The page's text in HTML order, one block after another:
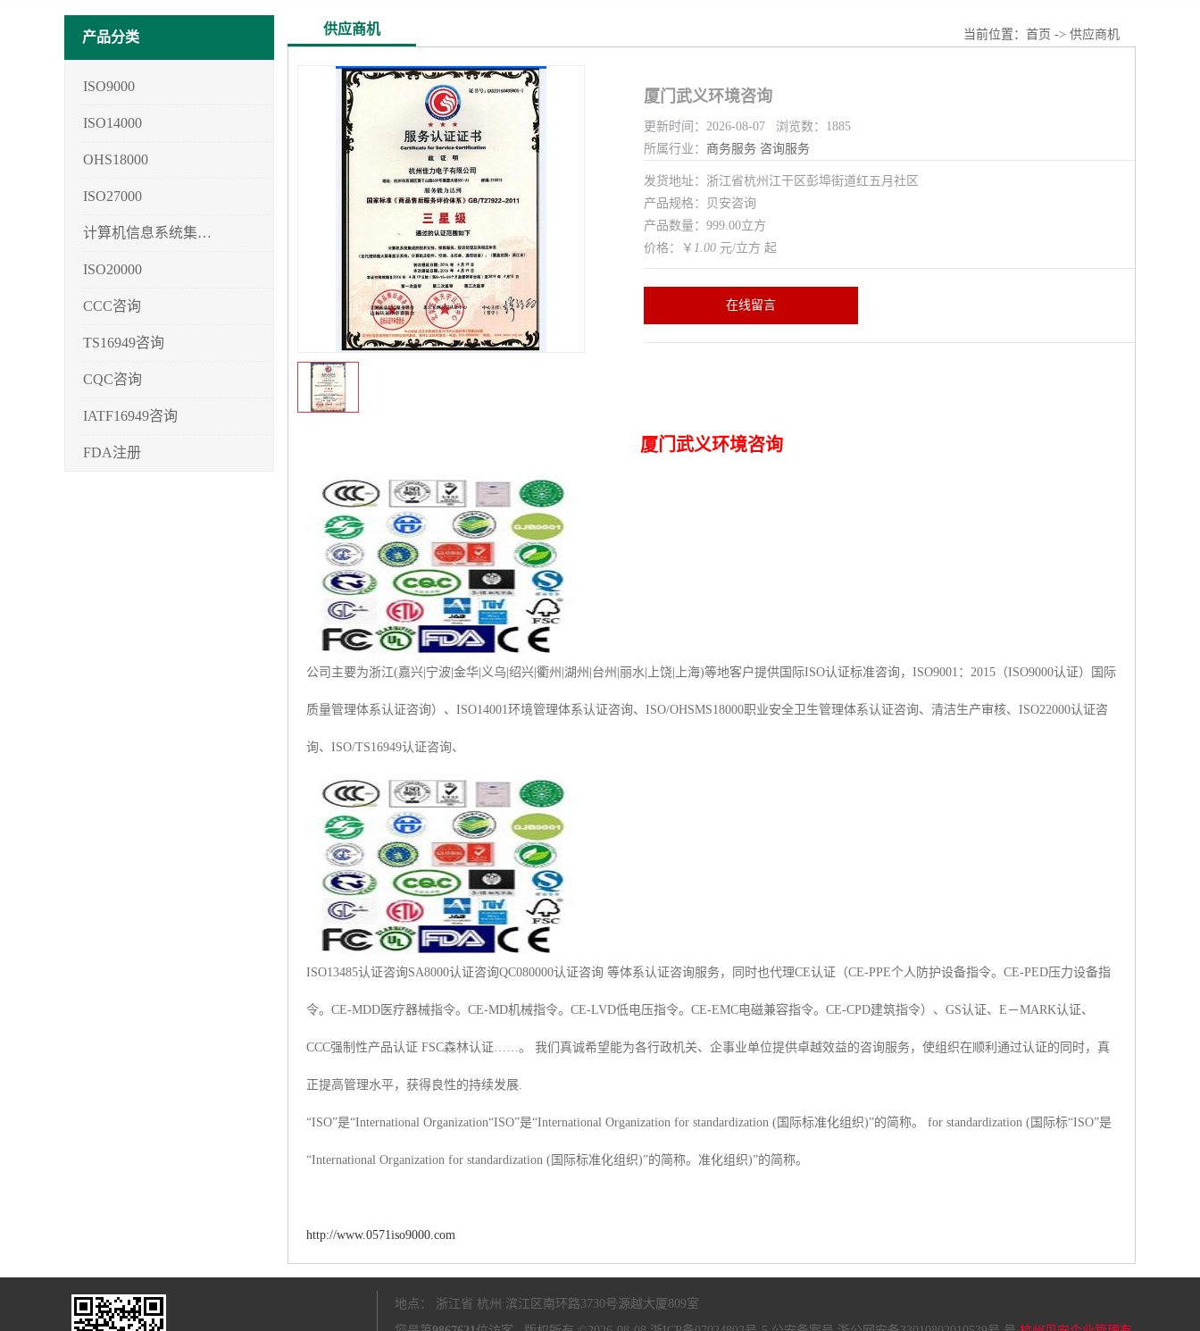
产品分类
ISO9000
ISO14000
OHS18000
ISO27000
计算机信息系统集成3/4/5
ISO20000
CCC咨询
TS16949咨询
CQC咨询
IATF16949咨询
FDA注册
供应商机 当前位置： 首页 -> 供应商机
厦门武义环境咨询
更新时间：2026-08-07 浏览数：1885
所属行业： 商务服务 咨询服务
发货地址：浙江省杭州江干区彭埠街道红五月社区
产品规格：贝安咨询
产品数量：999.00立方
价格：￥ 1.00 元/立方 起
在线留言
厦门武义环境咨询
公司主要为浙江(嘉兴|宁波|金华|义乌|绍兴|衢州|湖州|台州|丽水|上饶|上海)等地客户提供国际ISO认证标准咨询，ISO9001：2015（ISO9000认证）国际
质量管理体系认证咨询）、ISO14001环境管理体系认证咨询、ISO/OHSMS18000职业安全卫生管理体系认证咨询、清洁生产审核、ISO22000认证咨
询、ISO/TS16949认证咨询、
ISO13485认证咨询SA8000认证咨询QC080000认证咨询 等体系认证咨询服务，同时也代理CE认证（CE-PPE个人防护设备指令。CE-PED压力设备指
令。CE-MDD医疗器械指令。CE-MD机械指令。CE-LVD低电压指令。CE-EMC电磁兼容指令。CE-CPD建筑指令）、GS认证、E－MARK认证、
CCC强制性产品认证 FSC森林认证……。 我们真诚希望能为各行政机关、企事业单位提供卓越效益的咨询服务，使组织在顺利通过认证的同时，真
正提高管理水平，获得良性的持续发展.
“ISO”是“International Organization“ISO”是“International Organization for standardization (国际标准化组织)”的简称。 for standardization (国际标“ISO”是
“International Organization for standardization (国际标准化组织)”的简称。准化组织)”的简称。
http://www.0571iso9000.com
地点： 浙江省 杭州 滨江区南环路3730号源越大厦809室